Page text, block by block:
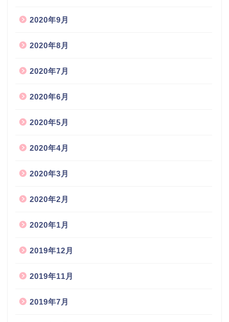
2020年9月
2020年8月
2020年7月
2020年6月
2020年5月
2020年4月
2020年3月
2020年2月
2020年1月
2019年12月
2019年11月
2019年7月